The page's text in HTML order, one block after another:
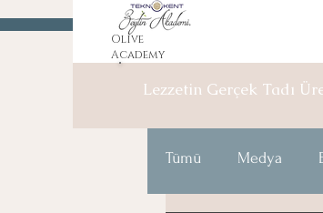
Olive
Academy
Lezzetin Gerçek Tadı
Tümü Medya